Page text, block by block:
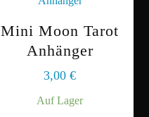
Mini Moon Tarot
Anhänger
3,00€
Auf Lager